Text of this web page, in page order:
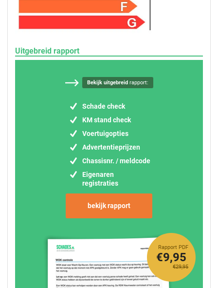
Uitgebreid rapport
Bekijk uitgebreidrapport:
Schade check
KM stand check
Voertuigopties
Advertentieprijzen
Chassisnr. / meldcode
Eigenaren
registraties
bekijk rapport
Rapport PDF
€29,95
€9,95